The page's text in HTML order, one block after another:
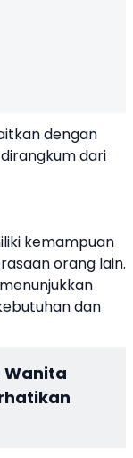
dengan
dari
kemampuan
orang lain.
dan
Wanita